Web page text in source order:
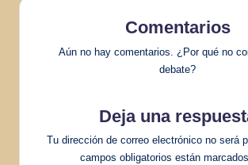
Comentarios
Aún no hay comentarios. ¿Por qué no
debate?
Deja una
Tu dirección de correo electrónico no será
campos obligatorios están